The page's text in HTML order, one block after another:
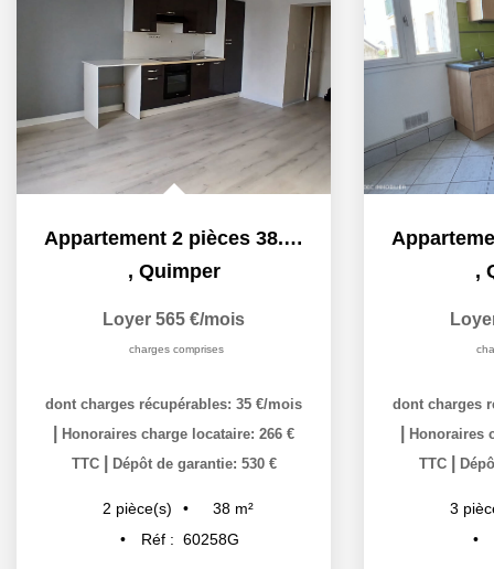
Appartement 2 pièces 38.09 m2
, Quimper
Loyer 565 €/mois
charges comprises
dont charges récupérables: 35 €/mois
Honoraires charge locataire: 266 €
TTC
Dépôt de garantie: 530 €
2 pièce(s) 38 m²
Réf : 60258G
,
dont charges
Honoraires
TTC
3